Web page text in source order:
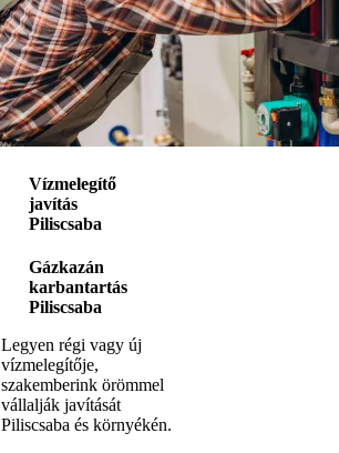
Vízmelegítő
javítás
Piliscsaba
Gázkazán
karbantartás
Piliscsaba
Legyen régi vagy új
vízmelegítője,
szakemberink örömmel
vállalják javítását
Piliscsaba és környékén.